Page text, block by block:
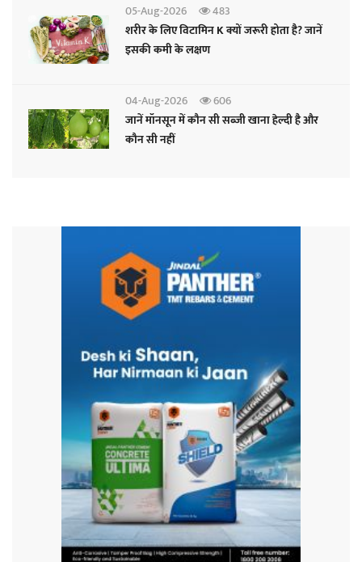
05-Aug-2026
483
शरीर के लिए विटामिन K क्यों जरूरी होता है? जानें
इसकी कमी के लक्षण
04-Aug-2026
606
जानें मॉनसून में कौन सी सब्जी खाना हेल्दी है और
कौन सी नहीं